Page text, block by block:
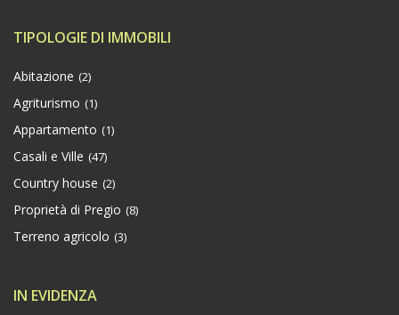
TIPOLOGIE DI IMMOBILI
Abitazione (2)
Agriturismo (1)
Appartamento (1)
Casali e Ville (47)
Country house (2)
Proprietà di Pregio (8)
Terreno agricolo (3)
IN EVIDENZA